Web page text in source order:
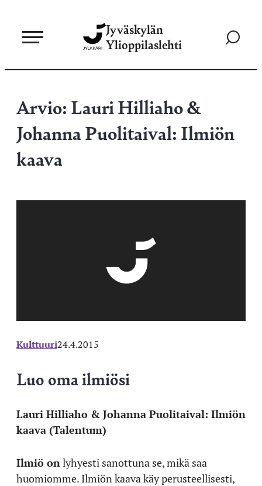
sisältöön
Jyväskylän
Ylioppilaslehti
Siirry
Arvio: Lauri Hilliaho &
Johanna Puolitaival: Ilmiön
kaava
Kulttuuri24.4.2015
Luo oma ilmiösi
Lauri Hilliaho & Johanna Puolitaival: Ilmiön
kaava (Talentum)
Ilmiö on lyhyesti sanottuna se, mikä saa
huomiomme. Ilmiön kaava käy perusteellisesti,